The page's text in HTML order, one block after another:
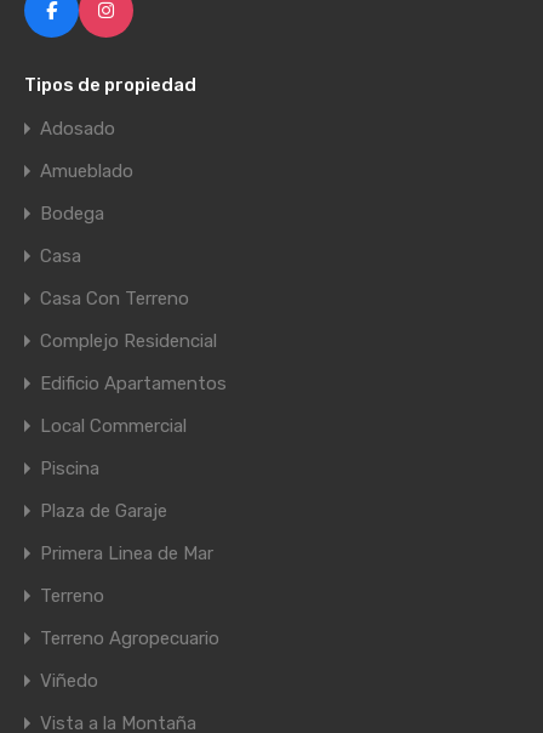
Tipos de propiedad
Adosado
Amueblado
Bodega
Casa
Casa Con Terreno
Complejo Residencial
Edificio Apartamentos
Local Commercial
Piscina
Plaza de Garaje
Primera Linea de Mar
Terreno
Terreno Agropecuario
Viñedo
Vista a la Montaña